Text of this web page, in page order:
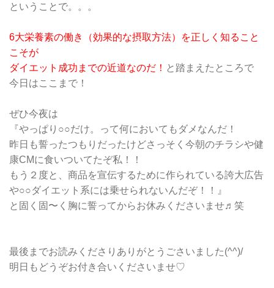
ということで。。。
6大栄養素の働き（効果的な摂取方法）を正しく知ること
こそが
ダイエット成功までの近道なのだ！ と踏まえたところで
今日はここまで！
ぜひ今夜は
『やっぱり○○だけ。って何においてもダメなんだ！
昨日も誓ったつもりだったけどさっそく今朝のチラシや健
康CMに食いついてたぞ私！！
もう２度と、商品を宣伝するために作られている誇大広告
や○○ダイエット系には乗せられないんだぞ！！』
と固く固〜く胸に誓ってからお休みくださいませ♬笑
最後までお読みくださりありがとうごさいました(^^)/
明日もどうぞお付き合いくださいませ♡